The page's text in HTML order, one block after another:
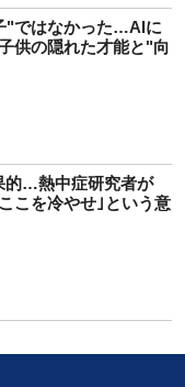
"ではなかった…AIに
供の隠れた才能と"向
的…熱中症研究者が
こを冷やせ｣という意